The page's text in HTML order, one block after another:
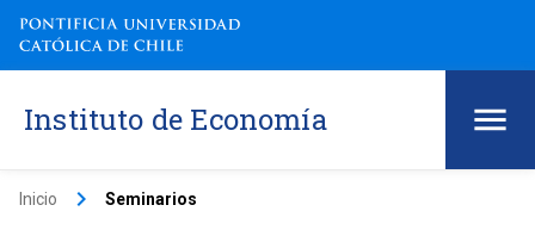
Instituto de Economía
Inicio keyboard_arrow_right Seminarios